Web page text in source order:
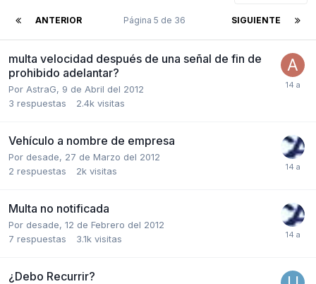
ANTERIOR SIGUIENTE
Página 5 de 36
multa velocidad después de una señal de fin de
prohibido adelantar?
Por AstraG, 9 de Abril del 2012
3 respuestas 2.4k visitas
Vehículo a nombre de empresa
Por desade, 27 de Marzo del 2012
2 respuestas 2k visitas
Multa no notificada
Por desade, 12 de Febrero del 2012
7 respuestas 3.1k visitas
¿Debo Recurrir?